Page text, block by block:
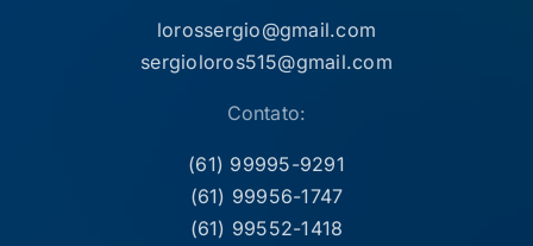
lorossergio@gmail.com
sergioloros515@gmail.com
Contato:
(61) 99995-9291
(61) 99956-1747
(61) 99552-1418